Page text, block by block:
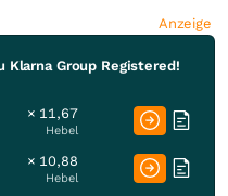
Anzeige
Klarna Group Registered!
× 11,67
Hebel
× 10,88
Hebel